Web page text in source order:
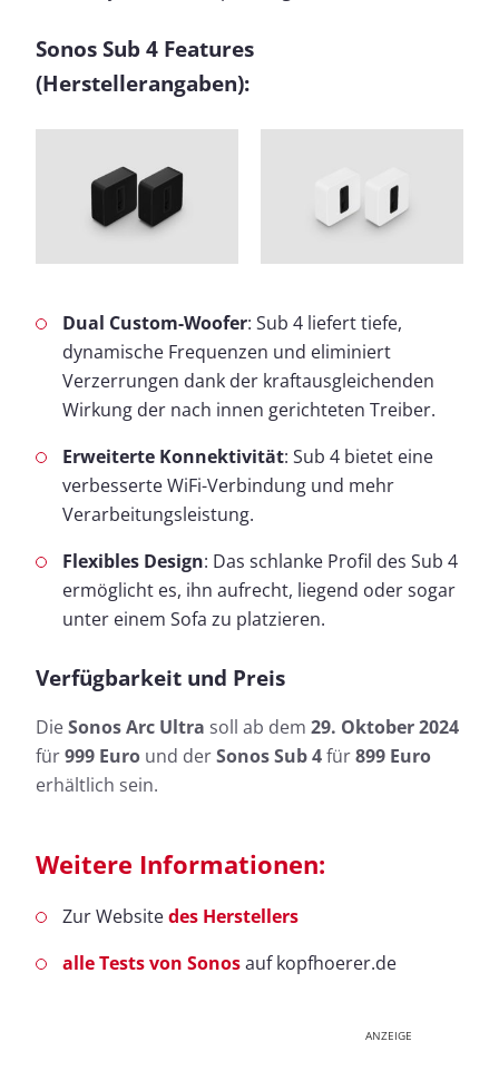
Sonos Sub 4 Features
(Herstellerangaben):
Dual Custom-Woofer: Sub 4 liefert tiefe,
dynamische Frequenzen und eliminiert
Verzerrungen dank der kraftausgleichenden
Wirkung der nach innen gerichteten Treiber.
Erweiterte Konnektivität: Sub 4 bietet eine
verbesserte WiFi-Verbindung und mehr
Verarbeitungsleistung.
Flexibles Design: Das schlanke Profil des Sub 4
ermöglicht es, ihn aufrecht, liegend oder sogar
unter einem Sofa zu platzieren.
Verfügbarkeit und Preis
DieSonos Arc Ultra soll ab dem 29. Oktober 2024
für999 Euro und derSonos Sub 4für899 Euro
erhältlich sein.
Weitere Informationen:
Zur Websitedes Herstellers
alle Tests von Sonosauf kopfhoerer.de
ANZEIGE